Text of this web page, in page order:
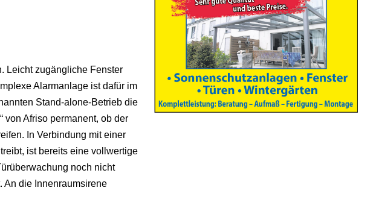
Leicht zugängliche Fenster
Alarmanlage ist dafür im
Stand-alone-Betrieb die
von Afriso permanent, ob der
In Verbindung mit einer
ist bereits eine vollwertige
noch nicht
An die Innenraumsirene